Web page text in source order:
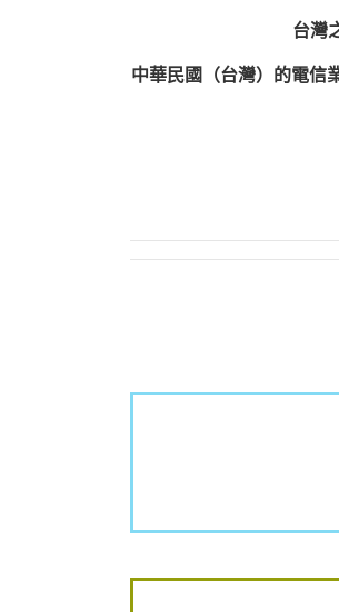
台灣
中華民國（台灣）的電信